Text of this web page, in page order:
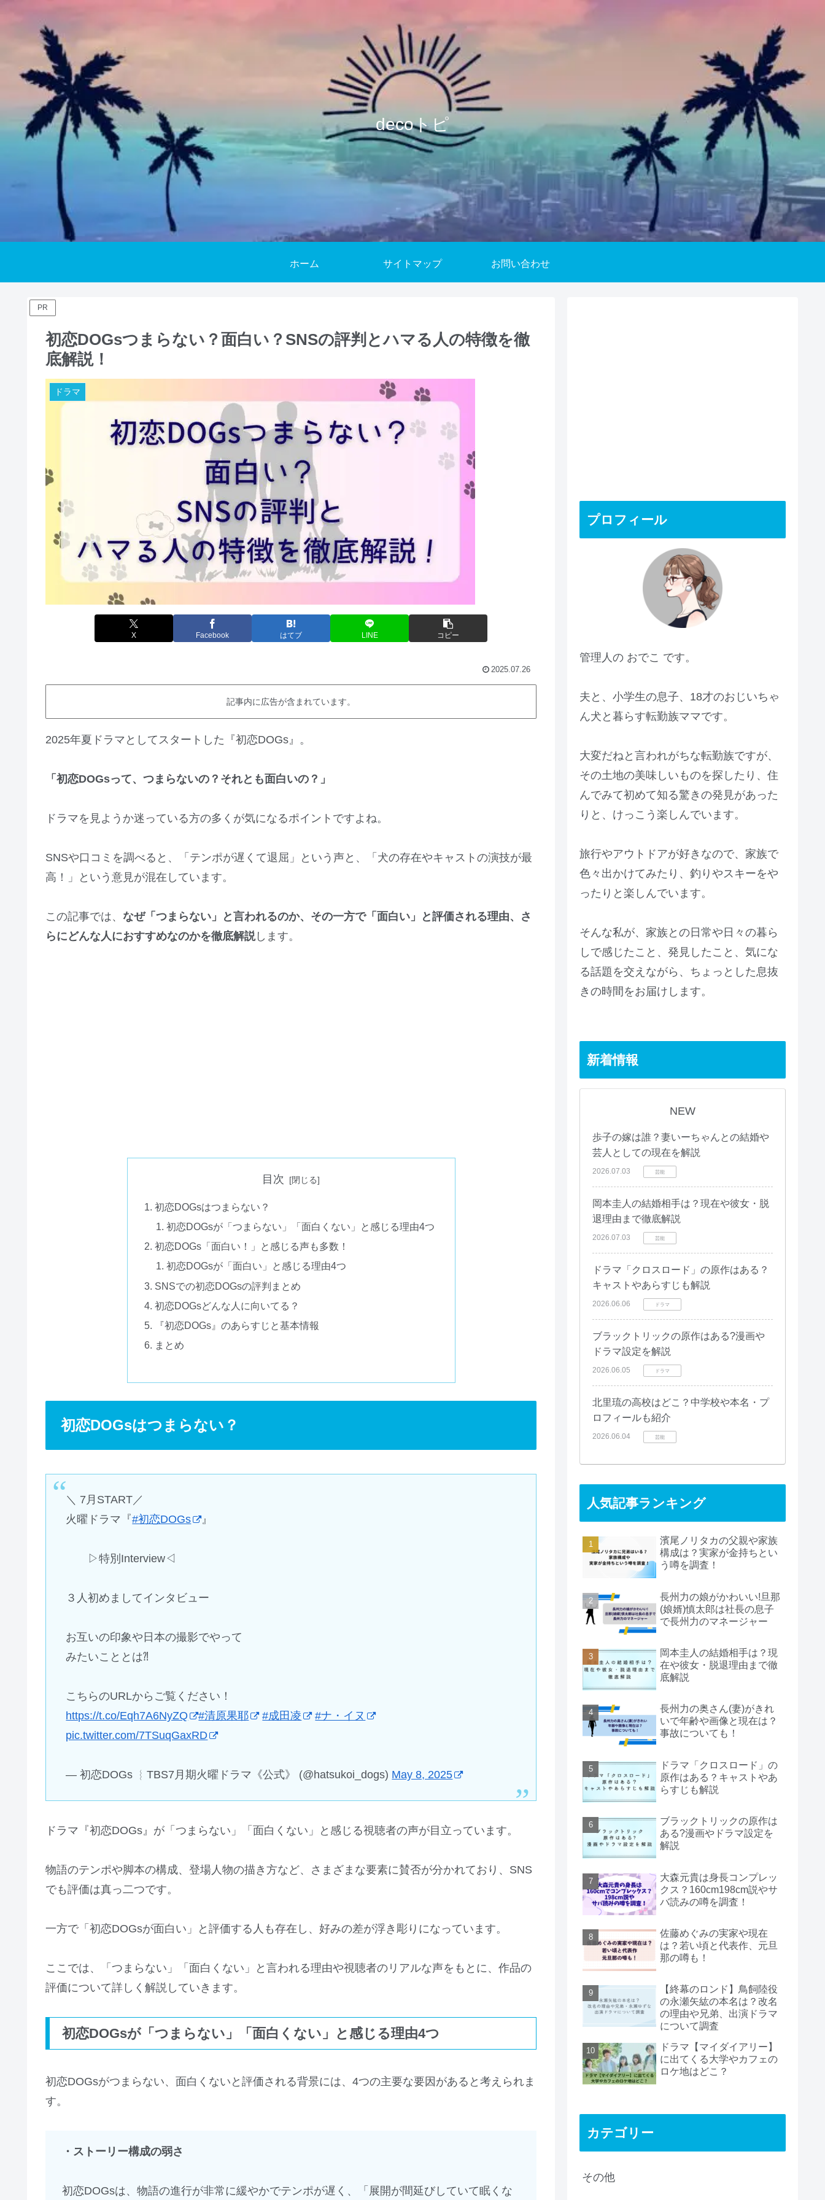
decoトピ
ホーム サイトマップ お問い合わせ
PR
初恋DOGsつまらない？面白い？SNSの評判とハマる人の特徴を徹
底解説！
ドラマ
X Facebook はてブ LINE コピー
2025.07.26
記事内に広告が含まれています。
2025年夏ドラマとしてスタートした『初恋DOGs』。
「初恋DOGsって、つまらないの？それとも面白いの？」
ドラマを見ようか迷っている方の多くが気になるポイントですよね。
SNSや口コミを調べると、「テンポが遅くて退屈」という声と、「犬の存在やキャストの演技が最
高！」という意見が混在しています。
この記事では、 なぜ「つまらない」と言われるのか、その一方で「面白い」と評価される理由、さ
らにどんな人におすすめなのかを徹底解説します。
目次
初恋DOGsはつまらない？
初恋DOGsが「つまらない」「面白くない」と感じる理由4つ
初恋DOGs「面白い！」と感じる声も多数！
初恋DOGsが「面白い」と感じる理由4つ
SNSでの初恋DOGsの評判まとめ
初恋DOGsどんな人に向いてる？
『初恋DOGs』のあらすじと基本情報
まとめ
初恋DOGsはつまらない？
＼ 7月START／
火曜ドラマ『#初恋DOGs 』
▷特別Interview◁
３人初めましてインタビュー
お互いの印象や日本の撮影でやって
みたいこととは⁈
こちらのURLからご覧ください！
https://t.co/Eqh7A6NyZQ
#清原果耶 #成田凌
#ナ・イヌ
pic.twitter.com/7TSuqGaxRD
— 初恋DOGs ︴TBS7月期火曜ドラマ《公式》 (@hatsukoi_dogs) May 8, 2025
ドラマ『初恋DOGs』が「つまらない」「面白くない」と感じる視聴者の声が目立っています。
物語のテンポや脚本の構成、登場人物の描き方など、さまざまな要素に賛否が分かれており、SNS
でも評価は真っ二つです。
一方で「初恋DOGsが面白い」と評価する人も存在し、好みの差が浮き彫りになっています。
ここでは、「つまらない」「面白くない」と言われる理由や視聴者のリアルな声をもとに、作品の
評価について詳しく解説していきます。
初恋DOGsが「つまらない」「面白くない」と感じる理由4つ
初恋DOGsがつまらない、面白くないと評価される背景には、4つの主要な要因があると考えられま
す。
・ストーリー構成の弱さ
初恋DOGsは、物語の進行が非常に緩やかでテンポが遅く、「展開が間延びしていて眠くな
プロフィール
管理人の おでこ です。
夫と、小学生の息子、18才のおじいちゃ
ん犬と暮らす転勤族ママです。
大変だねと言われがちな転勤族ですが、
その土地の美味しいものを探したり、住
んでみて初めて知る驚きの発見があった
りと、けっこう楽しんでいます。
旅行やアウトドアが好きなので、家族で
色々出かけてみたり、釣りやスキーをや
ったりと楽しんでいます。
そんな私が、家族との日常や日々の暮ら
しで感じたこと、発見したこと、気にな
る話題を交えながら、ちょっとした息抜
きの時間をお届けします。
新着情報
NEW
歩子の嫁は誰？妻いーちゃんとの結婚や
芸人としての現在を解説
2026.07.03 芸能
岡本圭人の結婚相手は？現在や彼女・脱
退理由まで徹底解説
2026.07.03 芸能
ドラマ「クロスロード」の原作はある？
キャストやあらすじも解説
2026.06.06 ドラマ
ブラックトリックの原作はある?漫画や
ドラマ設定を解説
2026.06.05 ドラマ
北里琉の高校はどこ？中学校や本名・プ
ロフィールも紹介
2026.06.04 芸能
人気記事ランキング
濱尾ノリタカの父親や家族
構成は？実家が金持ちとい
う噂を調査！
長州力の娘がかわいい!旦那
(娘婿)慎太郎は社長の息子
で長州力のマネージャー
岡本圭人の結婚相手は？現
在や彼女・脱退理由まで徹
底解説
長州力の奥さん(妻)がきれ
いで年齢や画像と現在は？
事故についても！
ドラマ「クロスロード」の
原作はある？キャストやあ
らすじも解説
ブラックトリックの原作は
ある?漫画やドラマ設定を
解説
大森元貴は身長コンプレッ
クス？160cm198cm説やサ
バ読みの噂を調査！
佐藤めぐみの実家や現在
は？若い頃と代表作、元旦
那の噂も！
【終幕のロンド】鳥飼陸役
の永瀬矢紘の本名は？改名
の理由や兄弟、出演ドラマ
について調査
ドラマ【マイダイアリー】
に出てくる大学やカフェの
ロケ地はどこ？
カテゴリー
その他